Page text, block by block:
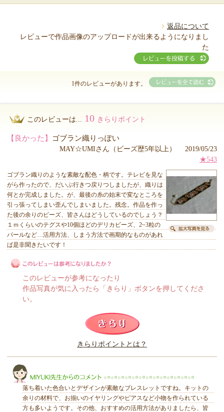
返品について
レビューで作品画像のアップロードが出来るようになりまし
た
1件のレビューがあります。
このレビューは... 10 きらりポイント
【良かった】 ゴブラン織りっぽい
MAY☆UMIさん（ビーズ歴5年以上） 2019/05/23
★543
ゴブラン織りのような素敵な配色・柄です。テレビを見な
がら作ったので、だいぶ行きつ戻りつしましたが、織りは
何とか完成しました。が、最後の糸の始末で変なところを
引っ張ってしまい歪んでしまいました。残念。作品を作っ
た後の余りのビーズ、皆さんはどうしているのでしょう？
１ｍくらいのテグスや10個ほどのデリカビーズ、2~3粒の
パールなど…活用方法、しまう方法で画期的なものがあれ
ば是非聞きたいです！
このレビューは参考になりましたか？
このレビューが参考になったり
作品写真が気に入ったら「きらり」ボタンを押してくださ
い。
きらりポイントとは？
落ち着いた色合いとデザインが素敵なブレスレットですね。キットの
余りの材料で、お揃いのイヤリングやピアスなど小物を作られている
方も多いようです。その他、おすすめの活用方法がありましたら、皆